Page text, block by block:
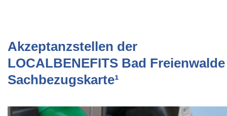
Akzeptanzstellen der
LOCALBENEFITS Bad Freienwalde
Sachbezugskarte¹